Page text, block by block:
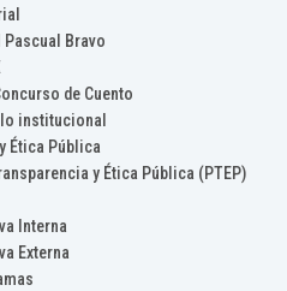
Bravo
de Cuento
institucional
Ética Pública
y Ética Pública (PTEP)
Interna
Externa